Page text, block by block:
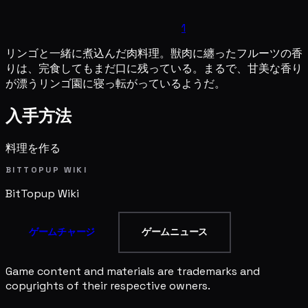
1
リンゴと一緒に煮込んだ肉料理。獣肉に纏ったフルーツの香
りは、完食してもまだ口に残っている。まるで、甘美な香り
が漂うリンゴ園に寝っ転がっているようだ。
入手方法
料理を作る
BITTOPUP WIKI
BitTopup Wiki
ゲームチャージ ゲームニュース
Game content and materials are trademarks and
copyrights of their respective owners.